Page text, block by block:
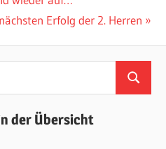
Erfolg der 2. Herren
Suchen
der Übersicht